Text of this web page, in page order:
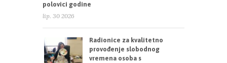
polovici godine
lip. 30 2026
Radionice za kvalitetno
provođenje slobodnog
vremena osoba s